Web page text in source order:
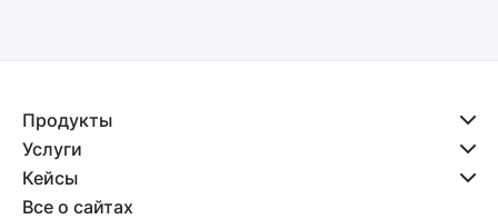
Продукты
Услуги
Кейсы
Все о сайтах